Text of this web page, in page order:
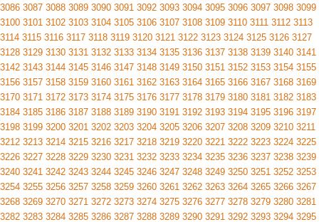
3086 3087 3088 3089 3090 3091 3092 3093 3094 3095 3096 3097 3098 3099
3100 3101 3102 3103 3104 3105 3106 3107 3108 3109 3110 3111 3112 3113
3114 3115 3116 3117 3118 3119 3120 3121 3122 3123 3124 3125 3126 3127
3128 3129 3130 3131 3132 3133 3134 3135 3136 3137 3138 3139 3140 3141
3142 3143 3144 3145 3146 3147 3148 3149 3150 3151 3152 3153 3154 3155
3156 3157 3158 3159 3160 3161 3162 3163 3164 3165 3166 3167 3168 3169
3170 3171 3172 3173 3174 3175 3176 3177 3178 3179 3180 3181 3182 3183
3184 3185 3186 3187 3188 3189 3190 3191 3192 3193 3194 3195 3196 3197
3198 3199 3200 3201 3202 3203 3204 3205 3206 3207 3208 3209 3210 3211
3212 3213 3214 3215 3216 3217 3218 3219 3220 3221 3222 3223 3224 3225
3226 3227 3228 3229 3230 3231 3232 3233 3234 3235 3236 3237 3238 3239
3240 3241 3242 3243 3244 3245 3246 3247 3248 3249 3250 3251 3252 3253
3254 3255 3256 3257 3258 3259 3260 3261 3262 3263 3264 3265 3266 3267
3268 3269 3270 3271 3272 3273 3274 3275 3276 3277 3278 3279 3280 3281
3282 3283 3284 3285 3286 3287 3288 3289 3290 3291 3292 3293 3294 3295